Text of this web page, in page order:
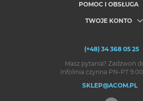
POMOC I OBSŁUGA
TWOJE KONTO
(+48) 34 368 05 25
Masz pytania? Zadzwoń
Infolinia czynna PN-PT 9.00
SKLEP@ACOM.PL